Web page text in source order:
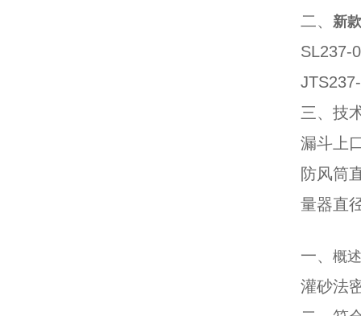
二、 新
SL237-
三、技
漏斗上
防风筒
量器直
一、 概述
灌砂法